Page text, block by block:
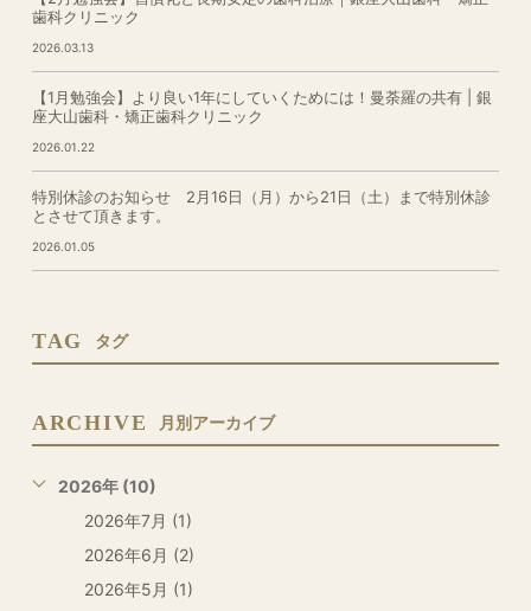
歯科クリニック
2026.03.13
【1月勉強会】より良い1年にしていくためには！曼荼羅の共有 | 銀
座大山歯科・矯正歯科クリニック
2026.01.22
特別休診のお知らせ 2月16日（月）から21日（土）まで特別休診
とさせて頂きます。
2026.01.05
TAG タグ
ARCHIVE 月別アーカイブ
2026年 (10)
2026年7月 (1)
2026年6月 (2)
2026年5月 (1)